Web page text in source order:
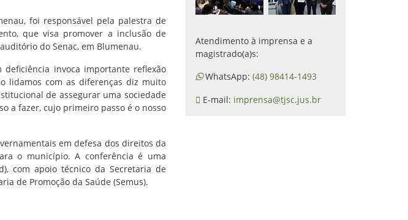
foi responsável pela palestra de
que visa promover a inclusão de
do Senac, em Blumenau.
deficiência invoca importante reflexão
lidamos com as diferenças diz muito
de assegurar uma sociedade
a fazer, cujo primeiro passo é o nosso
em defesa dos direitos da
o município. A conferência é uma
com apoio técnico da Secretaria de
de Promoção da Saúde (Semus).
Atendimento à imprensa e a
magistrado(a)s:
WhatsApp: (48) 98414-1493
E-mail: imprensa@tjsc.jus.br